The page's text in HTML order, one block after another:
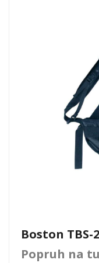
Boston TBS-
Popruh na